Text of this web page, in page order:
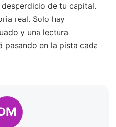
de tu capital.
real. Solo hay
y una lectura
pasando en la pista cada